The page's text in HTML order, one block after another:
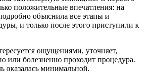
положительные впечатления: на
объяснила все этапы и
и только после этого приступили к
ощущениями, уточняет,
или болезненно проходит процедура.
оказалась минимальной.